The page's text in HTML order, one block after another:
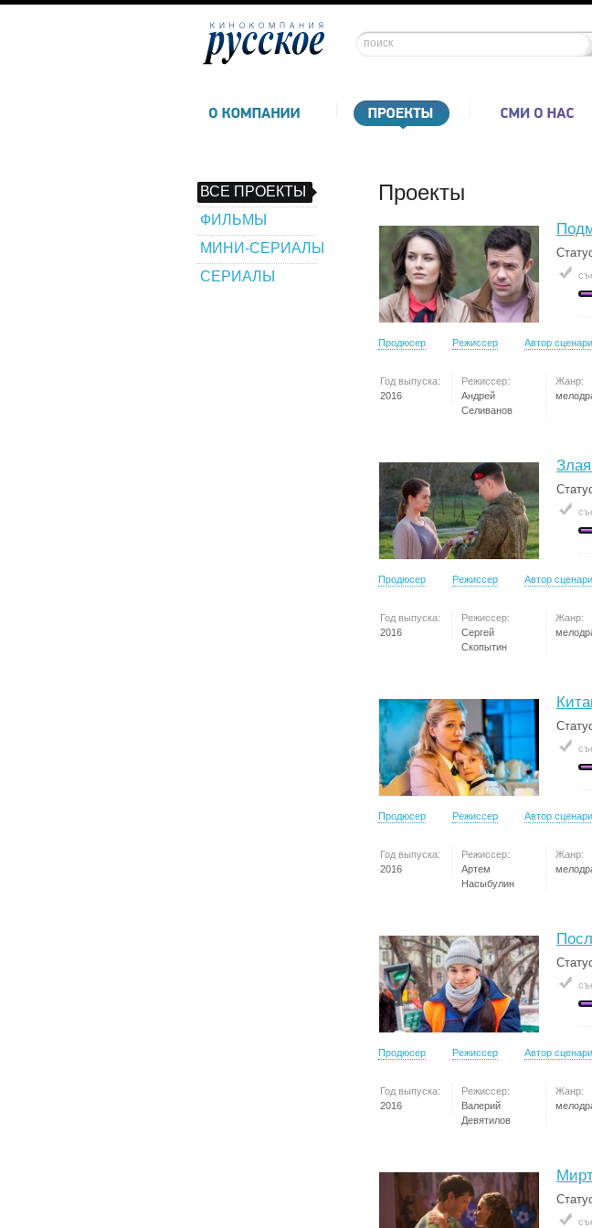
ВСЕ ПРОЕКТЫ
ФИЛЬМЫ
МИНИ-СЕРИАЛЫ
СЕРИАЛЫ
Проекты
Продюсер Режиссер Автор
Год выпуска:
2016
Режиссер:
Андрей
Селиванов
Жанр:
Продюсер Режиссер Автор
Год выпуска:
2016
Режиссер:
Сергей
Скопытин
Жанр:
Продюсер Режиссер Автор
Год выпуска:
2016
Режиссер:
Артем
Насыбулин
Жанр:
Продюсер Режиссер Автор
Год выпуска:
2016
Режиссер:
Валерий
Девятилов
Жанр: